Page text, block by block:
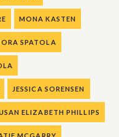
MONA KASTEN
SPATOLA
JESSICA SORENSEN
ELIZABETH PHILLIPS
MCGARRY